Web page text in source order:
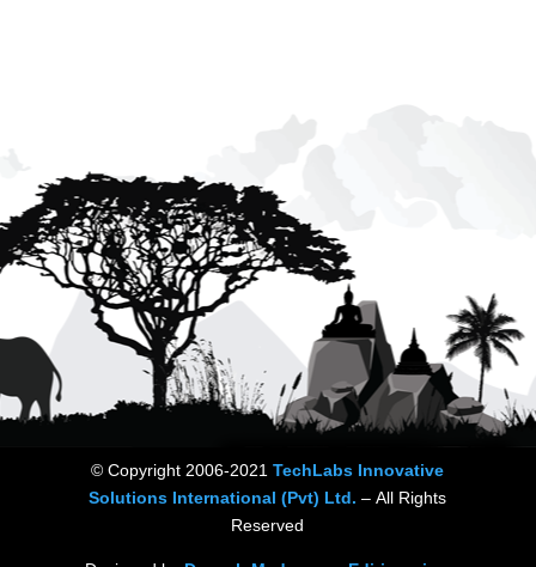
© Copyright 2006-2021TechLabs Innovative
Solutions International (Pvt) Ltd. – All Rights
Reserved